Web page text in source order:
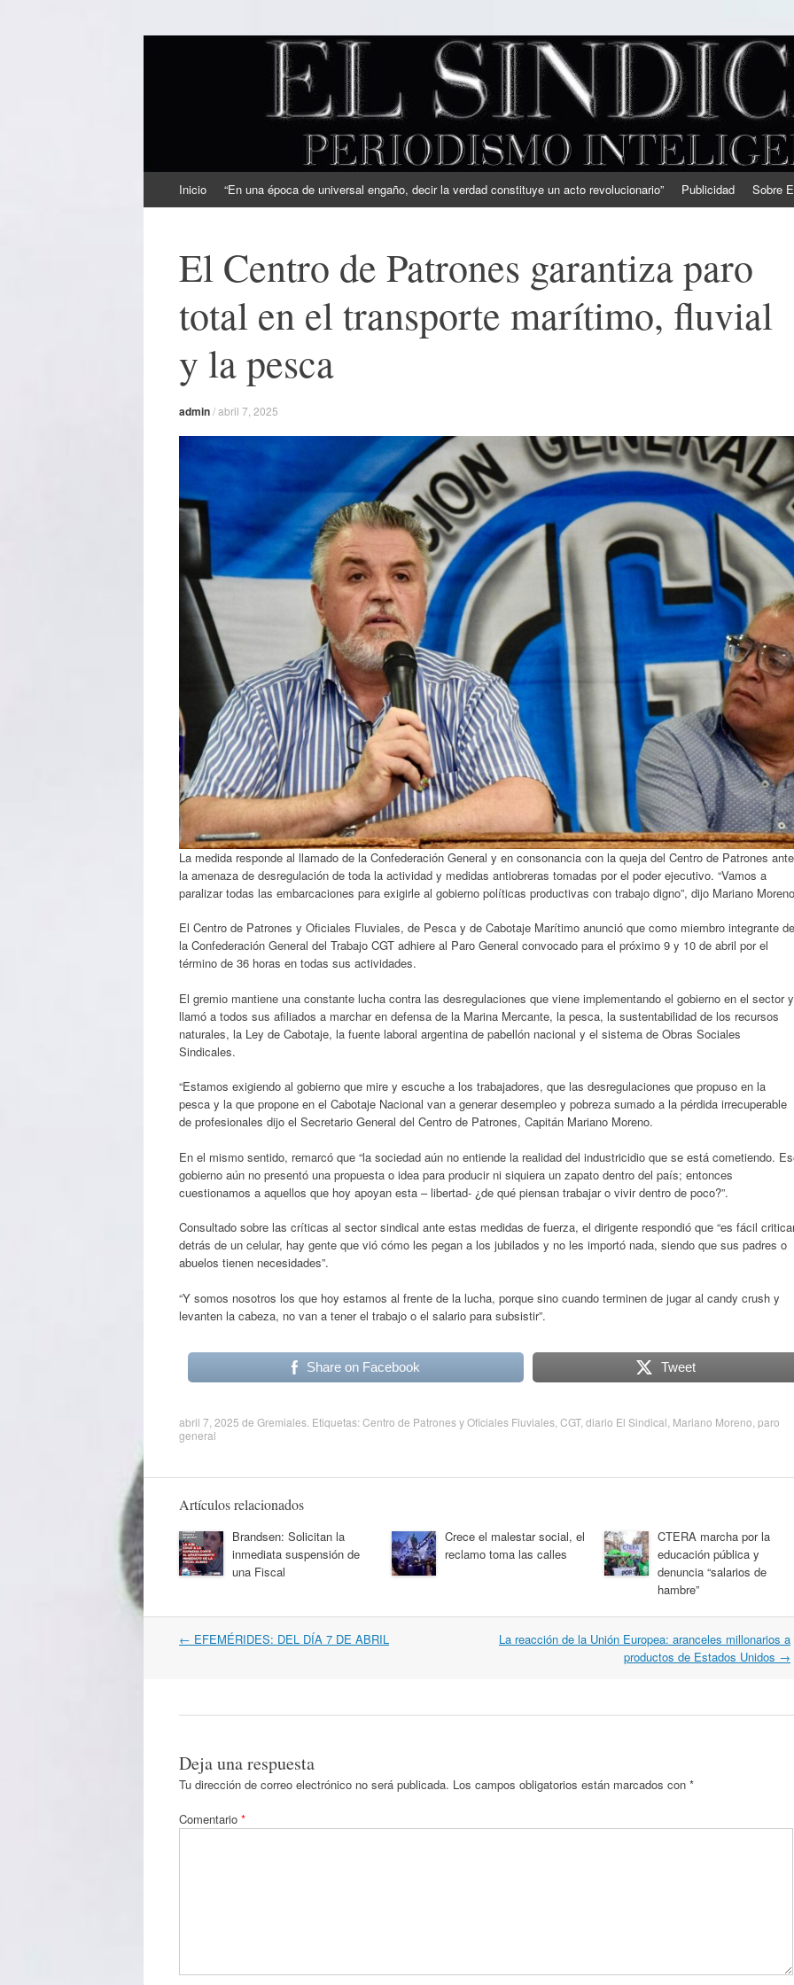
EL SINDICAL
Periodismo Inteligente
al
Inicio “En una época de universal engaño, decir la verdad constituye un acto revolucionario” Publicidad Sobre
El Centro de Patrones garantiza paro
total en el transporte marítimo, fluvial
y la pesca
admin/abril 7, 2025
La medida responde al llamado de la Confederación General y en consonancia con la queja del Centro de Patrones ante
la amenaza de desregulación de toda la actividad y medidas antiobreras tomadas por el poder ejecutivo. “Vamos a
paralizar todas las embarcaciones para exigirle al gobierno políticas productivas con trabajo digno”, dijo Mariano
El Centro de Patrones y Oficiales Fluviales, de Pesca y de Cabotaje Marítimo anunció que como miembro integrante de
la Confederación General del Trabajo CGT adhiere al Paro General convocado para el próximo 9 y 10 de abril por el
término de 36 horas en todas sus actividades.
El gremio mantiene una constante lucha contra las desregulaciones que viene implementando el gobierno en el sector y
llamó a todos sus afiliados a marchar en defensa de la Marina Mercante, la pesca, la sustentabilidad de los recursos
naturales, la Ley de Cabotaje, la fuente laboral argentina de pabellón nacional y el sistema de Obras Sociales
Sindicales.
“Estamos exigiendo al gobierno que mire y escuche a los trabajadores, que las desregulaciones que propuso en la
pesca y la que propone en el Cabotaje Nacional van a generar desempleo y pobreza sumado a la pérdida irrecuperable
de profesionales dijo el Secretario General del Centro de Patrones, Capitán Mariano Moreno.
En el mismo sentido, remarcó que “la sociedad aún no entiende la realidad del industricidio que se está cometiendo.
gobierno aún no presentó una propuesta o idea para producir ni siquiera un zapato dentro del país; entonces
cuestionamos a aquellos que hoy apoyan esta – libertad- ¿de qué piensan trabajar o vivir dentro de poco?”.
Consultado sobre las críticas al sector sindical ante estas medidas de fuerza, el dirigente respondió que “es fácil
detrás de un celular, hay gente que vió cómo les pegan a los jubilados y no les importó nada, siendo que sus padres o
abuelos tienen necesidades”.
“Y somos nosotros los que hoy estamos al frente de la lucha, porque sino cuando terminen de jugar al candy crush y
levanten la cabeza, no van a tener el trabajo o el salario para subsistir”.
Share on Facebook Tweet
abril 7, 2025 de Gremiales . Etiquetas:Centro de Patrones y Oficiales Fluviales CGT, diario El Sindical Mariano Moreno paro
general
Artículos relacionados
Brandsen: Solicitan la
inmediata suspensión de
una Fiscal
Crece el malestar social, el
reclamo toma las calles
CTERA marcha por la
educación pública y
denuncia “salarios de
hambre”
Navegación
← EFEMÉRIDES: DEL DÍA 7 DE ABRIL
La reacción de la Unión Europea: aranceles millonarios a
productos de Estados Unidos →
Deja una respuesta
Tu dirección de correo electrónico no será publicada. Los campos obligatorios están marcados con *
Comentario *